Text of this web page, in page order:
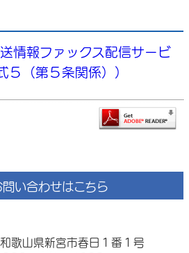
情報ファックス配信サービ
５（第５条関係））
い合わせはこちら
山県新宮市春日１番１号